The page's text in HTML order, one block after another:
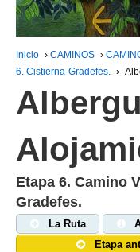
Inicio › CAMINOS ›
6. Cistierna-Gradefes. ›
Etapa 6. Camino
Gradefes.
La Ruta
Etapa